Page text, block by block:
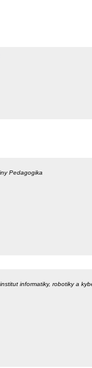
Pedagogika
informatiky, robotiky a